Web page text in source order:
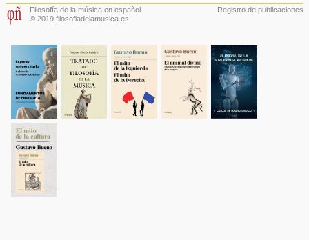
Filosofía de la música en español
© 2019 filosofiadelamusica.es
Registro de publicaciones